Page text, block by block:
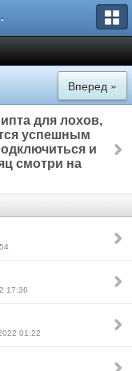
мира
Вперед »
для лохов,
успешным
и
смотри на
17:36
01:22